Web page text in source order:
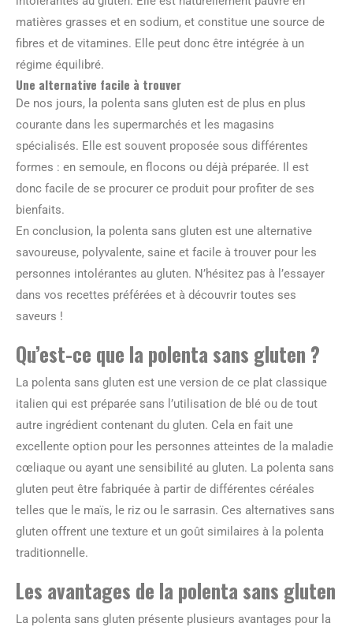
matières grasses et en sodium, et constitue une source de
fibres et de vitamines. Elle peut donc être intégrée à un
régime équilibré.
Une alternative facile à trouver
De nos jours, la polenta sans gluten est de plus en plus
courante dans les supermarchés et les magasins
spécialisés. Elle est souvent proposée sous différentes
formes : en semoule, en flocons ou déjà préparée. Il est
donc facile de se procurer ce produit pour profiter de ses
bienfaits.
En conclusion, la polenta sans gluten est une alternative
savoureuse, polyvalente, saine et facile à trouver pour les
personnes intolérantes au gluten. N’hésitez pas à l’essayer
dans vos recettes préférées et à découvrir toutes ses
saveurs !
Qu’est-ce que la polenta sans gluten ?
La polenta sans gluten est une version de ce plat classique
italien qui est préparée sans l’utilisation de blé ou de tout
autre ingrédient contenant du gluten. Cela en fait une
excellente option pour les personnes atteintes de la maladie
cœliaque ou ayant une sensibilité au gluten. La polenta sans
gluten peut être fabriquée à partir de différentes céréales
telles que le maïs, le riz ou le sarrasin. Ces alternatives sans
gluten offrent une texture et un goût similaires à la polenta
traditionnelle.
Les avantages de la polenta sans gluten
La polenta sans gluten présente plusieurs avantages pour la